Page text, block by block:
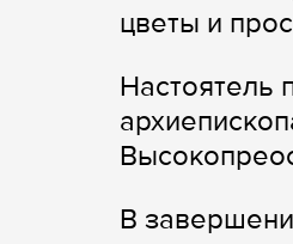
цветы и
Настоятель
В